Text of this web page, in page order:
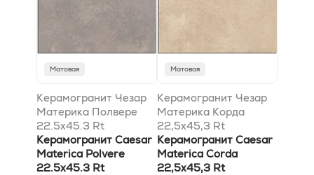
Матовая
Керамогранит Чезар
Материка Полвере
22.5x45.3 Rt
Керамогранит Caesar
Materica Polvere
22.5x45.3 Rt
Матовая
Керамогранит Чезар
Материка Корда
22,5x45,3 Rt
Керамогранит Caesar
Materica Corda
22,5x45,3 Rt